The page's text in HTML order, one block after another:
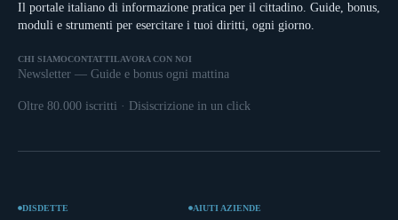
Il portale italiano di informazione pratica per il cittadino. Guide, bonus,
moduli e strumenti per esercitare i tuoi diritti, ogni giorno.
CHI SIAMOCONTATTILAVORA CON NOI
Newsletter — Guide e bonus ogni mattina
Oltre 80.000 iscritti · Disiscrizione in un click
DISDETTE
AIUTI AZIENDE